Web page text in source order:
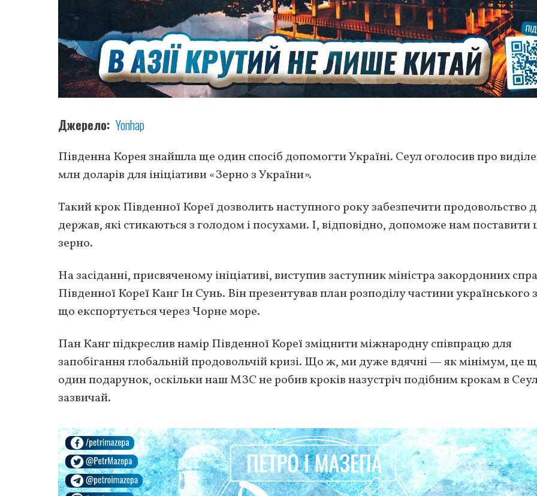
Джерело Yonhap
Південна Корея знайшла ще один спосіб допомогти Україні. Сеул оголосив про
млн доларів для ініціативи «Зерно з України».
Такий крок Південної Кореї дозволить наступного року забезпечити продовольство
держав, які стикаються з голодом і посухами. І, відповідно, допоможе нам поставити
зерно.
На засіданні, присвяченому ініціативі, виступив заступник міністра закордонних
Південної Кореї Канг Ін Сунь. Він презентував план розподілу частини українського
що експортується через Чорне море.
Пан Канг підкреслив намір Південної Кореї зміцнити міжнародну співпрацю для
запобігання глобальній продовольчій кризі. Що ж, ми дуже вдячні — як мінімум, це
один подарунок, оскільки наш МЗС не робив кроків назустріч подібним крокам в
зазвичай.